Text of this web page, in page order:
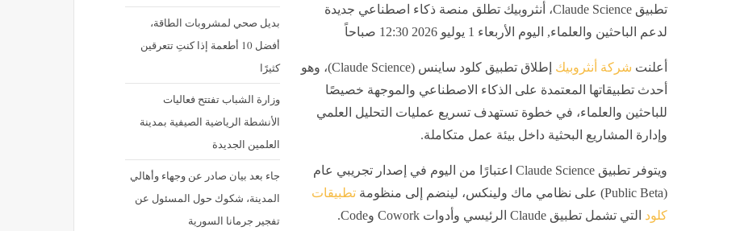
"كاف" يقبل اعتذار الفيفا ويثني على شجاعة إنفانتينو
منذ ساعة واحدة
تقارير استخباراتية تحذر من عدوان ثلاثي وشيك على المملكة العربية السعودية
مصر منذ ساعة واحدة
شريف حبيب: محمد صلاح اختار المكان الذي يمنحه المساحة مثل ميسي
مصر منذ ساعة واحدة
بديل صحي لمشروبات الطاقة،
أفضل 10 أطعمة إذا كنتِ تتعرقين
كثيرًا
وزارة الشباب تفتتح فعاليات
الأنشطة الرياضية الصيفية بمدينة
العلمين الجديدة
جاء بعد بيان صادر عن وجهاء وأهالي
المدينة، شكوك حول المسئول عن
تفجير جرمانا السورية
تطبيق Claude Science، أنثروبيك تطلق منصة ذكاء اصطناعي جديدة
لدعم الباحثين والعلماء, اليوم الأربعاء 1 يوليو 2026 12:30 صباحاً
أعلنت شركة أنثروبيك
إطلاق تطبيق كلود ساينس (Claude Science)، وهو
أحدث تطبيقاتها المعتمدة على الذكاء الاصطناعي والموجهة خصيصًا
للباحثين والعلماء، في خطوة تستهدف تسريع عمليات التحليل العلمي
وإدارة المشاريع البحثية داخل بيئة عمل متكاملة.
ويتوفر تطبيق Claude Science اعتبارًا من اليوم في إصدار تجريبي عام
(Public Beta) على نظامي ماك ولينكس، لينضم إلى منظومة
تطبيقات
كلود التي تشمل تطبيق Claude الرئيسي وأدوات Cowork وCode.